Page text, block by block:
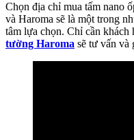
Chọn địa chỉ mua tấm nano
và Haroma sẽ là một trong
tâm lựa chọn. Chỉ cần khách
tường Haroma sẽ tư vấn và